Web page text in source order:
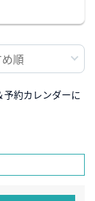
約カレンダーに